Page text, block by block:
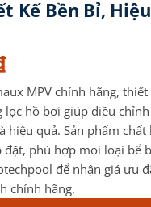
Kế Bền Bỉ, Hiệu
MPV chính hãng,
lọc hồ bơi giúp điều
hiệu quả. Sản phẩm chất
đặt, phù hợp mọi loại bể
để nhận giá ưu
chính hãng.